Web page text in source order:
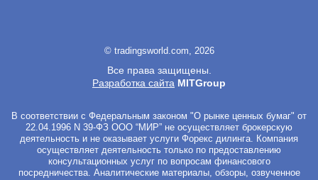
© tradingsworld.com, 2026
Все права защищены.
Разработка сайта MITGroup
В соответствии с Федеральным законом "О рынке ценных бумаг" от
22.04.1996 N 39-ФЗ ООО “МИР” не осуществляет брокерскую
деятельность и не оказывает услуги Форекс дилинга. Компания
осуществляет деятельность только по предоставлению
консультационных услуг по вопросам финансового
посредничества. Аналитические материалы, обзоры, озвученное